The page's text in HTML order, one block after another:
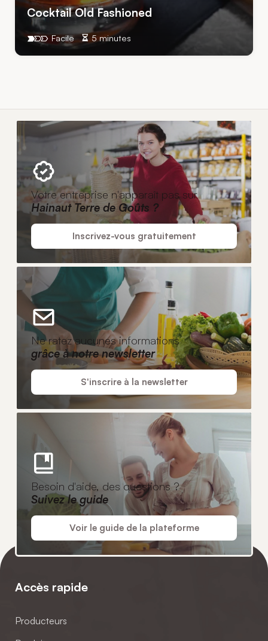
Cocktail Old Fashioned
5 minutes
Facile
Votre entreprise n'apparaît pas sur
Hainaut Terre de Goûts ?
Inscrivez-vous gratuitement
Ne ratez aucunes informations
grâce à notre newsletter
S'inscrire à la newsletter
Besoin d'aide, des questions ?
Suivez le guide
Voir le guide de la plateforme
Accès rapide
Producteurs